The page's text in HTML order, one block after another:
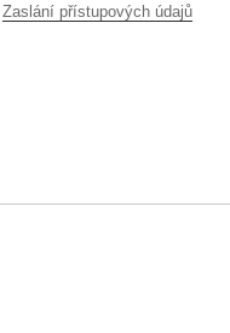
Zaslání přístupových údajů